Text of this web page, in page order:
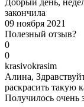
Добрый день,
закончила
09 ноября 2021
Полезный отзыв?
0
0
krasivokrasim
Алина,
раскрасить такую
Получилось очень